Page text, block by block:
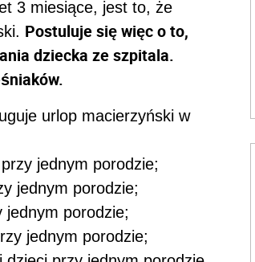
3 miesiące, jest to, że
Postuluje się więc o to,
dziecka ze szpitala.
urlop macierzyński w
jednym porodzie;
jednym porodzie;
porodzie;
jednym porodzie;